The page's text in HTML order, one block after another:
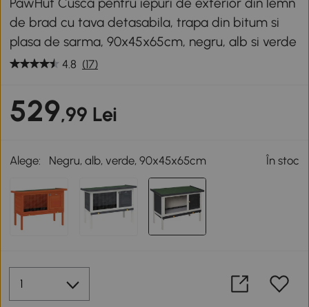
de brad cu tava detasabila, trapa din bitum si
plasa de sarma, 90x45x65cm, negru, alb si verde
4.8 (17)
529,99 Lei
Alege: Negru, alb, verde, 90x45x65cm În stoc